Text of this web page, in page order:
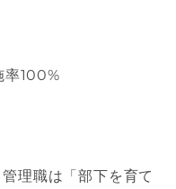
率100%
理職は「部下を育て